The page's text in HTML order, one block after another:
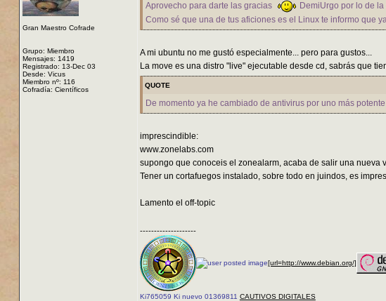
Gran Maestro Cofrade
Grupo: Miembro
Mensajes: 1419
Registrado: 13-Dec 03
Desde: Vicus
Miembro nº: 116
Cofradía: Científicos
Aprovecho para darte las gracias
DemiUrgo por lo de
Como sé que una de tus aficiones es el Linux te informo que
A mi ubuntu no me gustó especialmente... pero para gustos...
La move es una distro "live" ejecutable desde cd, sabrás que
QUOTE
De momento ya he cambiado de antivirus por uno más
imprescindible:
www.zonelabs.com
supongo que conoceis el zonealarm, acaba de salir una nueva
Tener un cortafuegos instalado, sobre todo en juindos, es
Lamento el off-topic
--------------------
[url=http://www.debian.org/]
Ki765059 Ki nuevo 01369811 CAUTIVOS DIGITALES